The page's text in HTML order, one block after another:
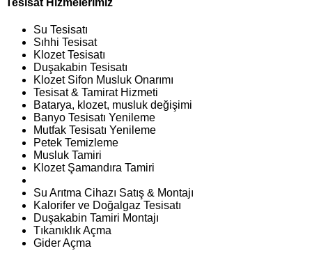
Tesisat Hizmelerimiz
Su Tesisatı
Sıhhi Tesisat
Klozet Tesisatı
Duşakabin Tesisatı
Klozet Sifon Musluk Onarımı
Tesisat & Tamirat Hizmeti
Batarya, klozet, musluk değişimi
Banyo Tesisatı Yenileme
Mutfak Tesisatı Yenileme
Petek Temizleme
Musluk Tamiri
Klozet Şamandıra Tamiri
Su Arıtma Cihazı Satış & Montajı
Kalorifer ve Doğalgaz Tesisatı
Duşakabin Tamiri Montajı
Tıkanıklık Açma
Gider Açma